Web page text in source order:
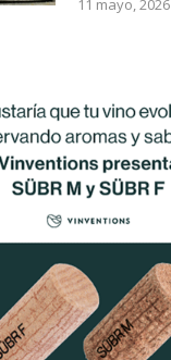
11 mayo, 2026